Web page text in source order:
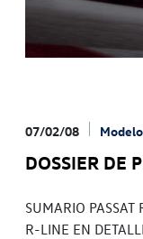
07/02/08
DOSSIER DE
SUMARIO PASSAT
R-LINE EN